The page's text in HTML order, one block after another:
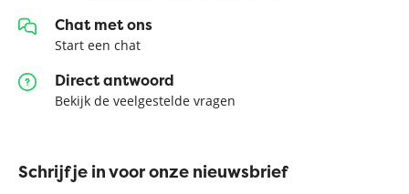
Chat met ons
Start een chat
Direct antwoord
Bekijk de veelgestelde vragen
Schrijf je in voor onze nieuwsbrief